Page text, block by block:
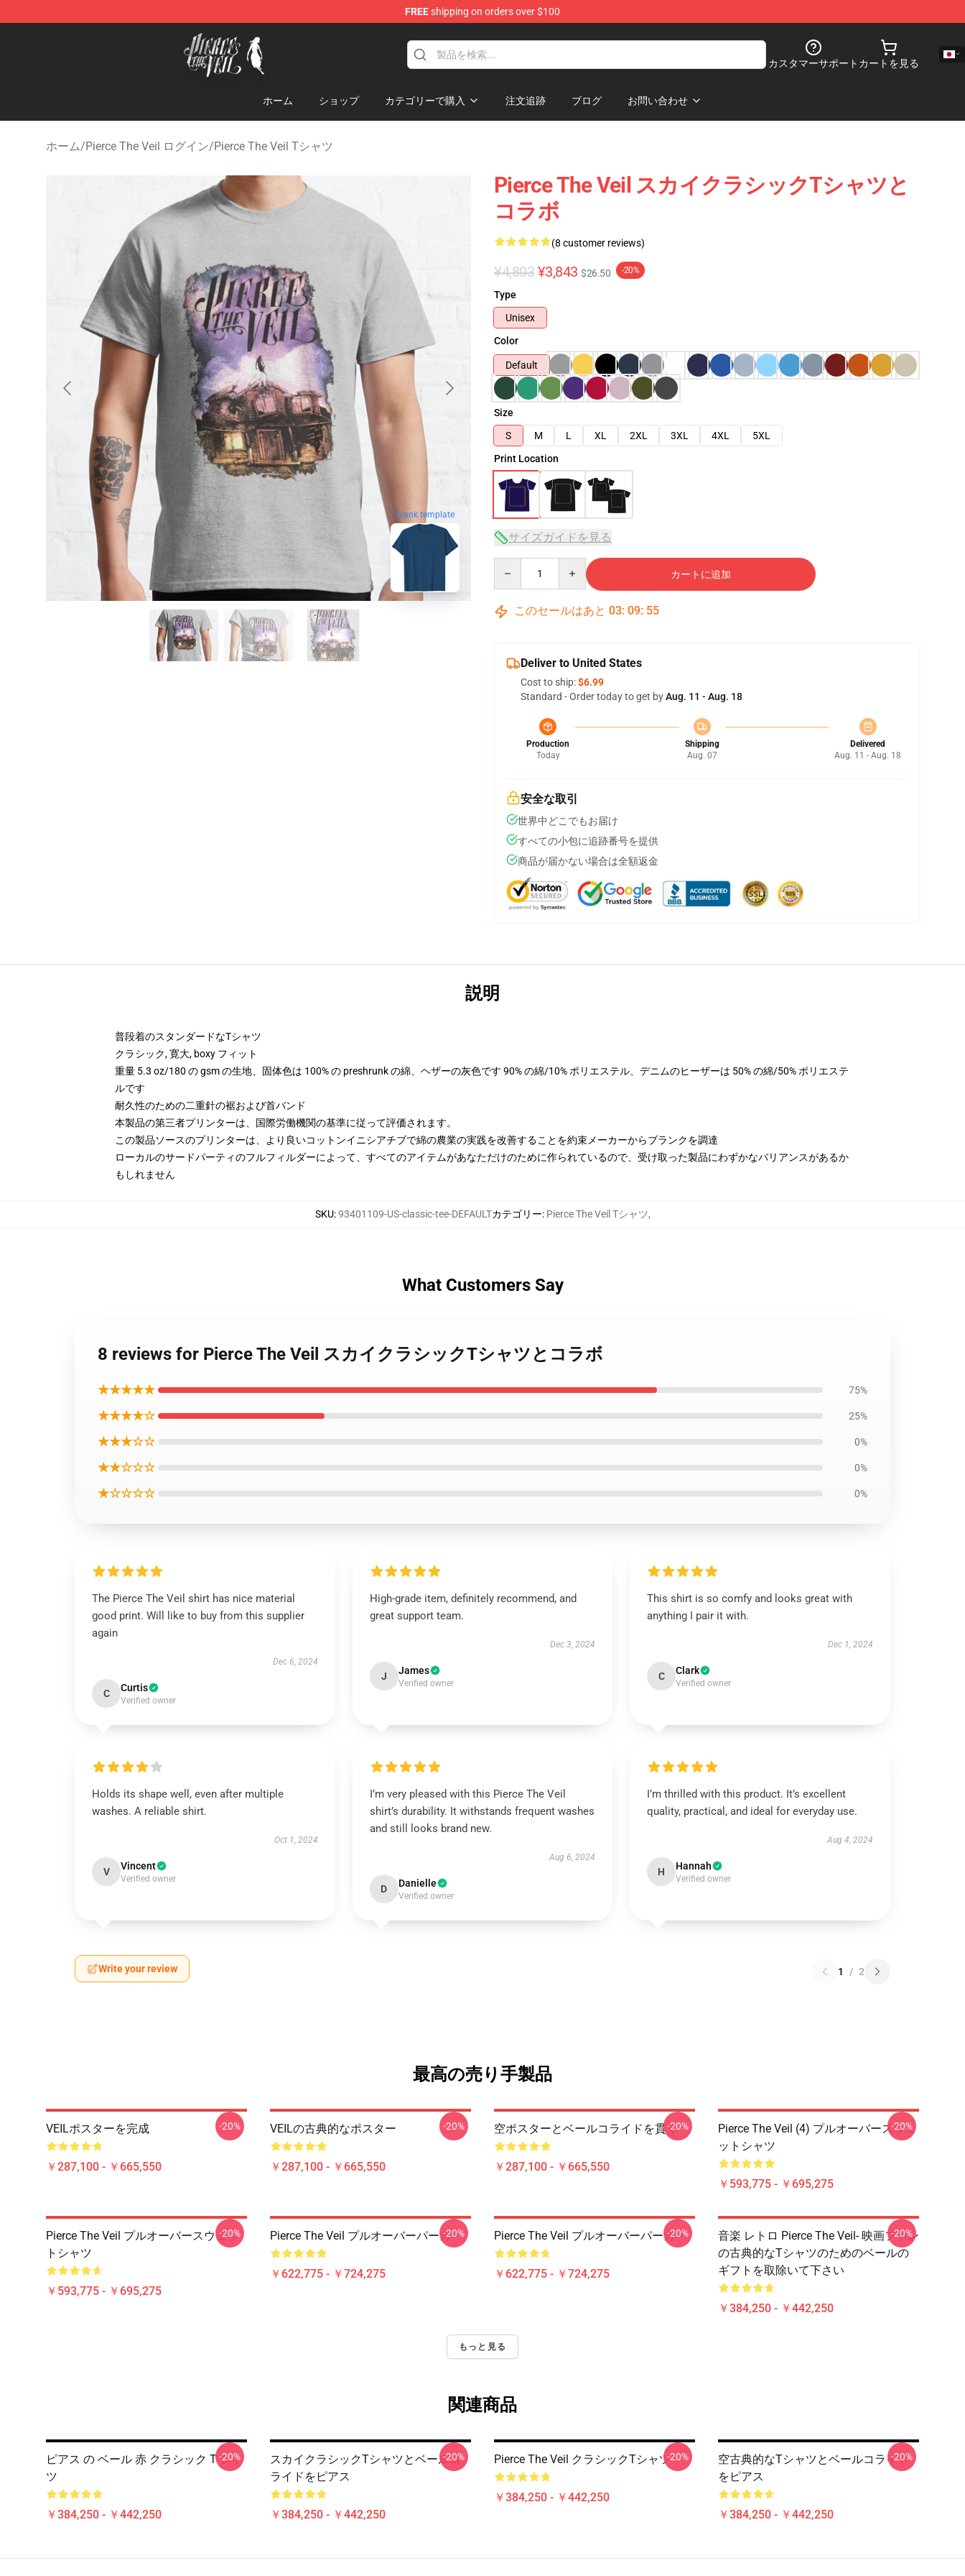
FREEshipping on orders over $100
Pierce The Veil Store - Official Pierce The Veil Merchandise Shop
カスタマーサポート カートを見る
ホーム ショップ カテゴリーで購入 注文追跡 ブログ お問い合わせ
ホーム/Pierce The Veil ログイン/Pierce The Veil Tシャツ
blank template
Pierce The Veil スカイクラシックTシャツと
コラボ
(8 customer reviews)
¥4,803 ¥3,843 $26.50 -20%
Type
Unisex
Color
Default
Size
S
M L XL 2XL 3XL 4XL
5XL
Print Location
サイズガイドを見る
カートに追加
このセールはあと 03: 09: 54
Deliver to United States
Cost to ship:$6.99
Standard - Order today to get byAug. 11 - Aug. 18
Production
Today
Shipping
Aug. 07
Delivered
Aug. 11 - Aug. 18
安全な取引
世界中どこでもお届け
すべての小包に追跡番号を提供
商品が届かない場合は全額返金
説明
普段着のスタンダードなTシャツ
クラシック, 寛大, boxy フィット
重量 5.3 oz/180 の gsm の生地、固体色は 100% の preshrunk の綿、ヘザーの灰色です 90% の綿/10% ポリエステル、デニムのヒーザーは 50% の綿/50% ポリエステ
ルです
耐久性のための二重針の裾および首バンド
本製品の第三者プリンターは、国際労働機関の基準に従って評価されます。
この製品ソースのプリンターは、より良いコットンイニシアチブで綿の農業の実践を改善することを約束メーカーからブランクを調達
ローカルのサードパーティのフルフィルダーによって、すべてのアイテムがあなただけのために作られているので、受け取った製品にわずかなバリアンスがあるか
もしれません
SKU:93401109-US-classic-tee-DEFAULTカテゴリー: Pierce The Veil Tシャツ,
What Customers Say
8 reviews for Pierce The Veil スカイクラシックTシャツとコラボ
★★★★★ 75%
★★★★☆ 25%
★★★☆☆ 0%
★★☆☆☆ 0%
★☆☆☆☆ 0%
The Pierce The Veil shirt has nice material
good print. Will like to buy from this supplier
again
Dec 6, 2024
C Curtis
Verified owner
High-grade item, definitely recommend, and
great support team.
Dec 3, 2024
J James
Verified owner
This shirt is so comfy and looks great with
anything I pair it with.
Dec 1, 2024
C Clark
Verified owner
Holds its shape well, even after multiple
washes. A reliable shirt.
Oct 1, 2024
V Vincent
Verified owner
I’m very pleased with this Pierce The Veil
shirt’s durability. It withstands frequent washes
and still looks brand new.
Aug 6, 2024
D Danielle
Verified owner
I’m thrilled with this product. It’s excellent
quality, practical, and ideal for everyday use.
Aug 4, 2024
H Hannah
Verified owner
Write your review 1 / 2
最高の売り手製品
VEILポスターを完成
￥287,100 - ￥665,550
-20% VEILの古典的なポスター
￥287,100 - ￥665,550
-20% 空ポスターとベールコライドを貫く
￥287,100 - ￥665,550
-20%
Pierce The Veil (4) プルオーバースウェ
ットシャツ
￥593,775 - ￥695,275
-20%
Pierce The Veil プルオーバースウェッ
トシャツ
￥593,775 - ￥695,275
-20% Pierce The Veil プルオーバーパーカー
￥622,775 - ￥724,275
-20% Pierce The Veil プルオーバーパーカー
￥622,775 - ￥724,275
-20%
音楽 レトロ Pierce The Veil- 映画ファン
の古典的なTシャツのためのベールの
ギフトを取除いて下さい
￥384,250 - ￥442,250
-20%
もっと見る
関連商品
ピアス の ベール 赤 クラシック T シャ
ツ
￥384,250 - ￥442,250
-20%
スカイクラシックTシャツとベールコ
ライドをピアス
￥384,250 - ￥442,250
-20% Pierce The Veil クラシックTシャツ
￥384,250 - ￥442,250
-20%
空古典的なTシャツとベールコライド
をピアス
￥384,250 - ￥442,250
-20%